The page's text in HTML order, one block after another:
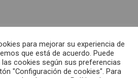
DROITS RÉSERVÉS -AVIS JURIDIQUE-
.
para mejorar su experiencia de
que está de acuerdo. Puede
cookies según sus preferencias
"Configuración de cookies". Para